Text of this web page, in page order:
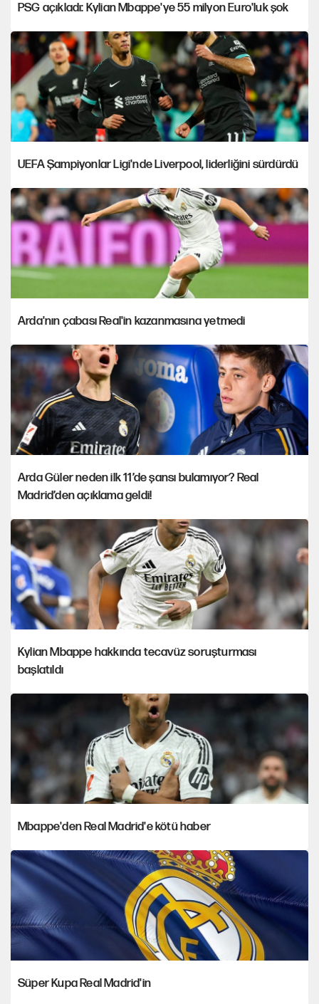
PSG açıkladı: Kylian Mbappe'ye 55 milyon Euro'luk şok
UEFA Şampiyonlar Ligi'nde Liverpool, liderliğini sürdürdü
Arda'nın çabası Real'in kazanmasına yetmedi
Arda Güler neden ilk 11’de şansı bulamıyor? Real
Madrid’den açıklama geldi!
Kylian Mbappe hakkında tecavüz soruşturması
başlatıldı
Mbappe'den Real Madrid'e kötü haber
Süper Kupa Real Madrid'in